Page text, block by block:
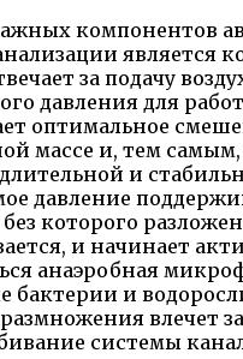
компонентов
является
за подачу
давления для
оптимальное
массе и, тем самым,
и
давление
которого
и начинает
анаэробная
бактерии и
влечет
системы